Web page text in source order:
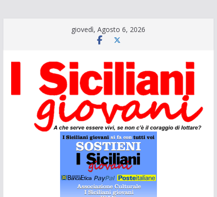
giovedì, Agosto 6, 2026